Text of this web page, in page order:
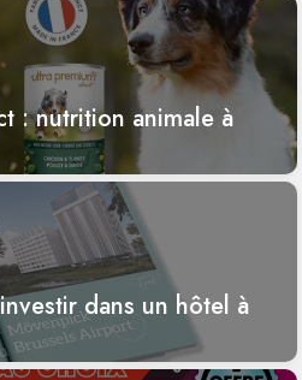
: nutrition animale à
dans un hôtel à